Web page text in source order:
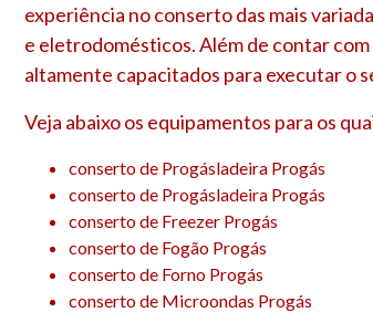
experiência no conserto das mais
e eletrodomésticos. Além de contar
altamente capacitados para executar o
Veja abaixo os equipamentos para os
conserto de Progásladeira Progás
conserto de Progásladeira Progás
conserto de Freezer Progás
conserto de Fogão Progás
conserto de Forno Progás
conserto de Microondas Progás